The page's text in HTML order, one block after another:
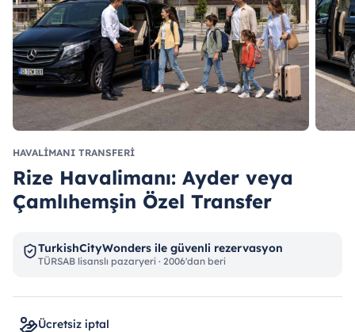
HAVALIMANI TRANSFERI
Rize Havalimanı: Ayder veya
Çamlıhemşin Özel Transfer
TurkishCityWonders ile güvenli rezervasyon
TÜRSAB lisanslı pazaryeri · 2006'dan beri
Ücretsiz iptal